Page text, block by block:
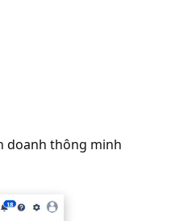
doanh thông minh